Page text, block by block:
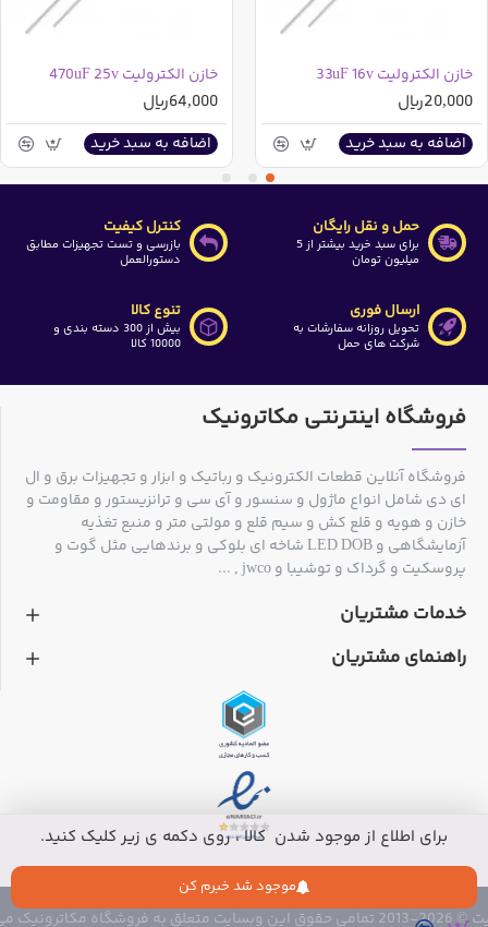
برای اطلاع از موجود شدن کالا ، روی دکمه ی زیر کلیک کنید.
موجود شد خبرم کن
خازن الکترولیت 33uF 16v
20,000ریال
اضافه به سبد خرید
خازن الکترولیت 470uF 25v
64,000ریال
اضافه به سبد خرید
حمل و نقل رایگان
برای سبد خرید بیشتر از 5
میلیون تومان
کنترل کیفیت
بازرسی و تست تجهیزات مطابق
دستورالعمل
ارسال فوری
تحویل روزانه سفارشات به
شرکت های حمل
تنوع کالا
بیش از 300 دسته بندی و
10000 کالا
فروشگاه اینترنتی مکاترونیک
فروشگاه آنلاین قطعات الکترونیک و رباتیک و ابزار و تجهیزات برق و ال
ای دی شامل انواع ماژول و سنسور و آی سی و ترانزیستور و مقاومت و
خازن و هویه و قلع کش و سیم قلع و مولتی متر و منبع تغذیه
آزمایشگاهی و LED DOB شاخه ای بلوکی و برندهایی مثل گوت و
پروسکیت و گرداک و توشیبا و jwco , ...
خدمات مشتریان
راهنمای مشتریان
به فروشگاه مکاترونیک می باشد